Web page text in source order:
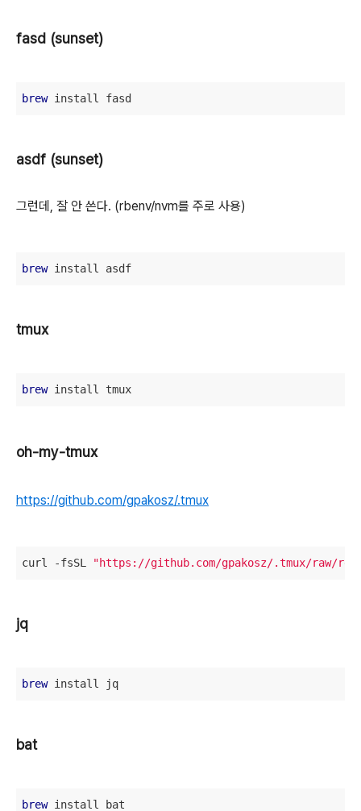
fasd (sunset)
brew install fasd
asdf (sunset)
그런데, 잘 안 쓴다. (rbenv/nvm를 주로 사용)
brew install asdf
tmux
brew install tmux
oh-my-tmux
https://github.com/gpakosz/.tmux
curl -fsSL "https://github.com/gpakosz/.tmux/raw/
jq
brew install jq
bat
brew install bat